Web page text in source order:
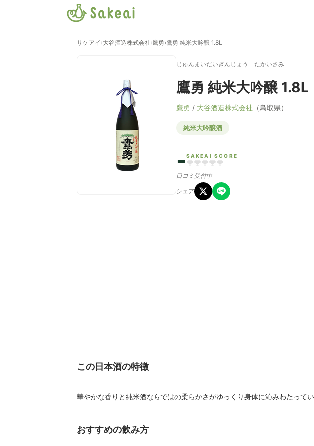
サケアイ ›大谷酒造株式会社›鷹勇›鷹勇 純米大吟醸 1.8L
じゅんまいだいぎんじょう たかいさみ
鷹勇 純米大吟醸 1.8L
鷹勇 / 大谷酒造株式会社 （鳥取県）
純米大吟醸酒
-SAKEAI SCORE
口コミ受付中
シェア
この日本酒の特徴
華やかな香りと純米酒ならではの柔らかさがゆっくり身体に沁みわたってい
おすすめの飲み方